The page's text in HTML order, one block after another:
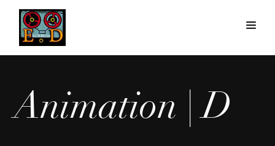
Animation | D